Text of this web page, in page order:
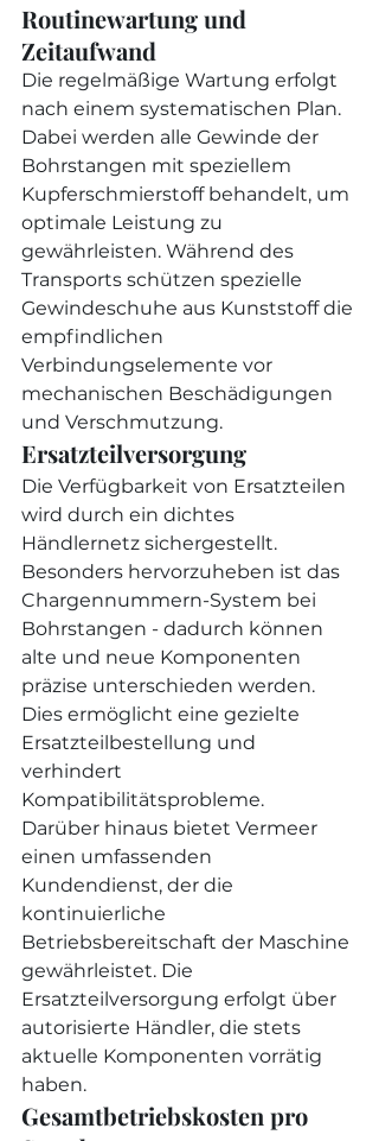
Routinewartung und
Zeitaufwand
Die regelmäßige Wartung erfolgt
nach einem systematischen Plan.
Dabei werden alle Gewinde der
Bohrstangen mit speziellem
Kupferschmierstoff behandelt, um
optimale Leistung zu
gewährleisten. Während des
Transports schützen spezielle
Gewindeschuhe aus Kunststoff die
empfindlichen
Verbindungselemente vor
mechanischen Beschädigungen
und Verschmutzung.
Ersatzteilversorgung
Die Verfügbarkeit von Ersatzteilen
wird durch ein dichtes
Händlernetz sichergestellt.
Besonders hervorzuheben ist das
Chargennummern-System bei
Bohrstangen - dadurch können
alte und neue Komponenten
präzise unterschieden werden.
Dies ermöglicht eine gezielte
Ersatzteilbestellung und
verhindert
Kompatibilitätsprobleme.
Darüber hinaus bietet Vermeer
einen umfassenden
Kundendienst, der die
kontinuierliche
Betriebsbereitschaft der Maschine
gewährleistet. Die
Ersatzteilversorgung erfolgt über
autorisierte Händler, die stets
aktuelle Komponenten vorrätig
haben.
Gesamtbetriebskosten pro